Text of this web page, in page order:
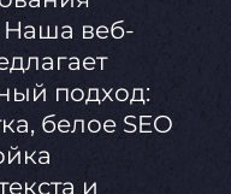
Наша веб-
подход:
белое SEO
и